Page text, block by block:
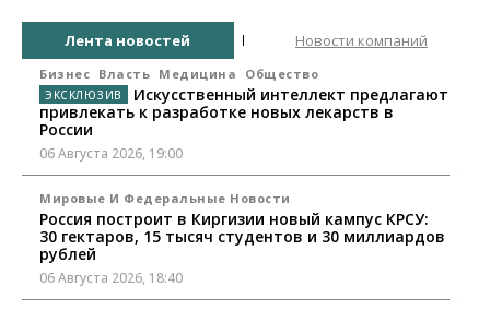
Лента новостей Новости компаний
Бизнес Власть Медицина Общество
Искусственный интеллект предлагают
привлекать к разработке новых лекарств в
России
06 Августа 2026, 19:00
Мировые И Федеральные Новости
Россия построит в Киргизии новый кампус КРСУ:
30 гектаров, 15 тысяч студентов и 30 миллиардов
рублей
06 Августа 2026, 18:40